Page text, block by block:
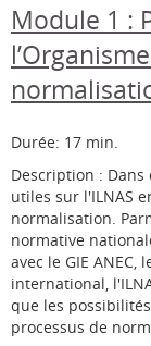
Module 1 :
Durée: 17 min.
Description :
utiles sur l'ILNAS
normalisation.
normative
avec le GIE
international,
que les
processus de